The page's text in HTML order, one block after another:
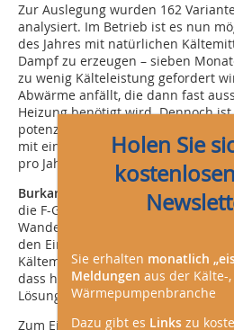
Zur Auslegung wurden 162
analysiert. Im Betrieb ist es nun
des Jahres mit natürlichen
Dampf zu erzeugen – sieben
zu wenig Kälteleistung gefordert
Abwärme anfällt, die dann fast
Heizung benötigt wird. Dennoch
potenzielle CO₂-Reduktion von bis
mit einer Einsparung von bis zu
pro Jahr möglich.
Burkard Dunst
führte im letzten
die F-Gase-Verordnung 2024 zu
Wandel der Anlagenkonzepte
den Einsatz brennbarer (z. B.
Kältemittel. Gleichzeitig hat sich
dass heute für nahezu alle
Lösungen verfügbar sind.
Zum Einsatz kommen natürliche
Holen Sie
Sie erhalten monatlich
Meldungen aus der Kälte-
Wärmepumpenbranche
Dazu gibt es Links zu